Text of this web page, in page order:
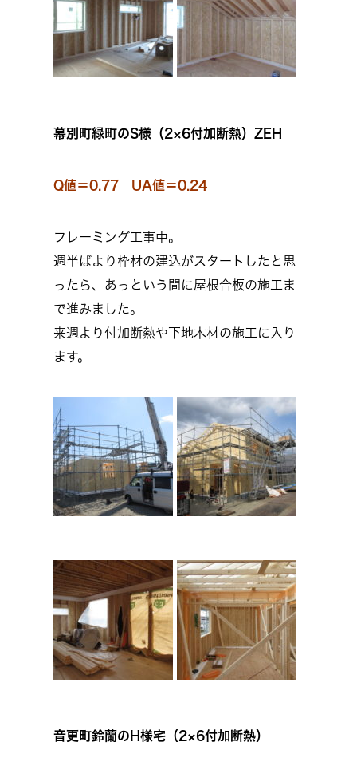
幕別町緑町のS様（2×6付加断熱）ZEH
Q値＝0.77 UA値＝0.24
フレーミング工事中。
週半ばより枠材の建込がスタートしたと思
ったら、あっという間に屋根合板の施工ま
で進みました。
来週より付加断熱や下地木材の施工に入り
ます。
音更町鈴蘭のH様宅（2×6付加断熱）